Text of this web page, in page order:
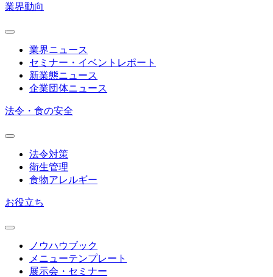
業界動向
業界ニュース
セミナー・イベントレポート
新業態ニュース
企業団体ニュース
法令・食の安全
法令対策
衛生管理
食物アレルギー
お役立ち
ノウハウブック
メニューテンプレート
展示会・セミナー